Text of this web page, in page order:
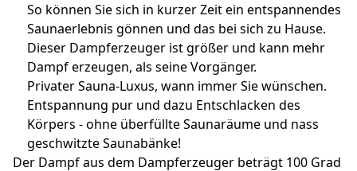
So können Sie sich in kurzer Zeit ein entspannendes
Saunaerlebnis gönnen und das bei sich zu Hause.
Dieser Dampferzeuger ist größer und kann mehr
Dampf erzeugen, als seine Vorgänger.
Privater Sauna-Luxus, wann immer Sie wünschen.
Entspannung pur und dazu Entschlacken des
Körpers - ohne überfüllte Saunaräume und nass
geschwitzte Saunabänke!
Der Dampf aus dem Dampferzeuger beträgt 100 Grad